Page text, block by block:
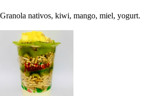
Granola nativos, kiwi, mango, miel, yogurt.